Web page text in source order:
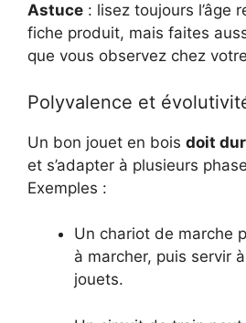
Astuce : lisez toujours l’âge
fiche produit, mais faites
que vous observez chez
Polyvalence et
Un bon jouet en bois doit
et s’adapter à plusieurs
Exemples :
Un chariot de marche
à marcher, puis servir
jouets.